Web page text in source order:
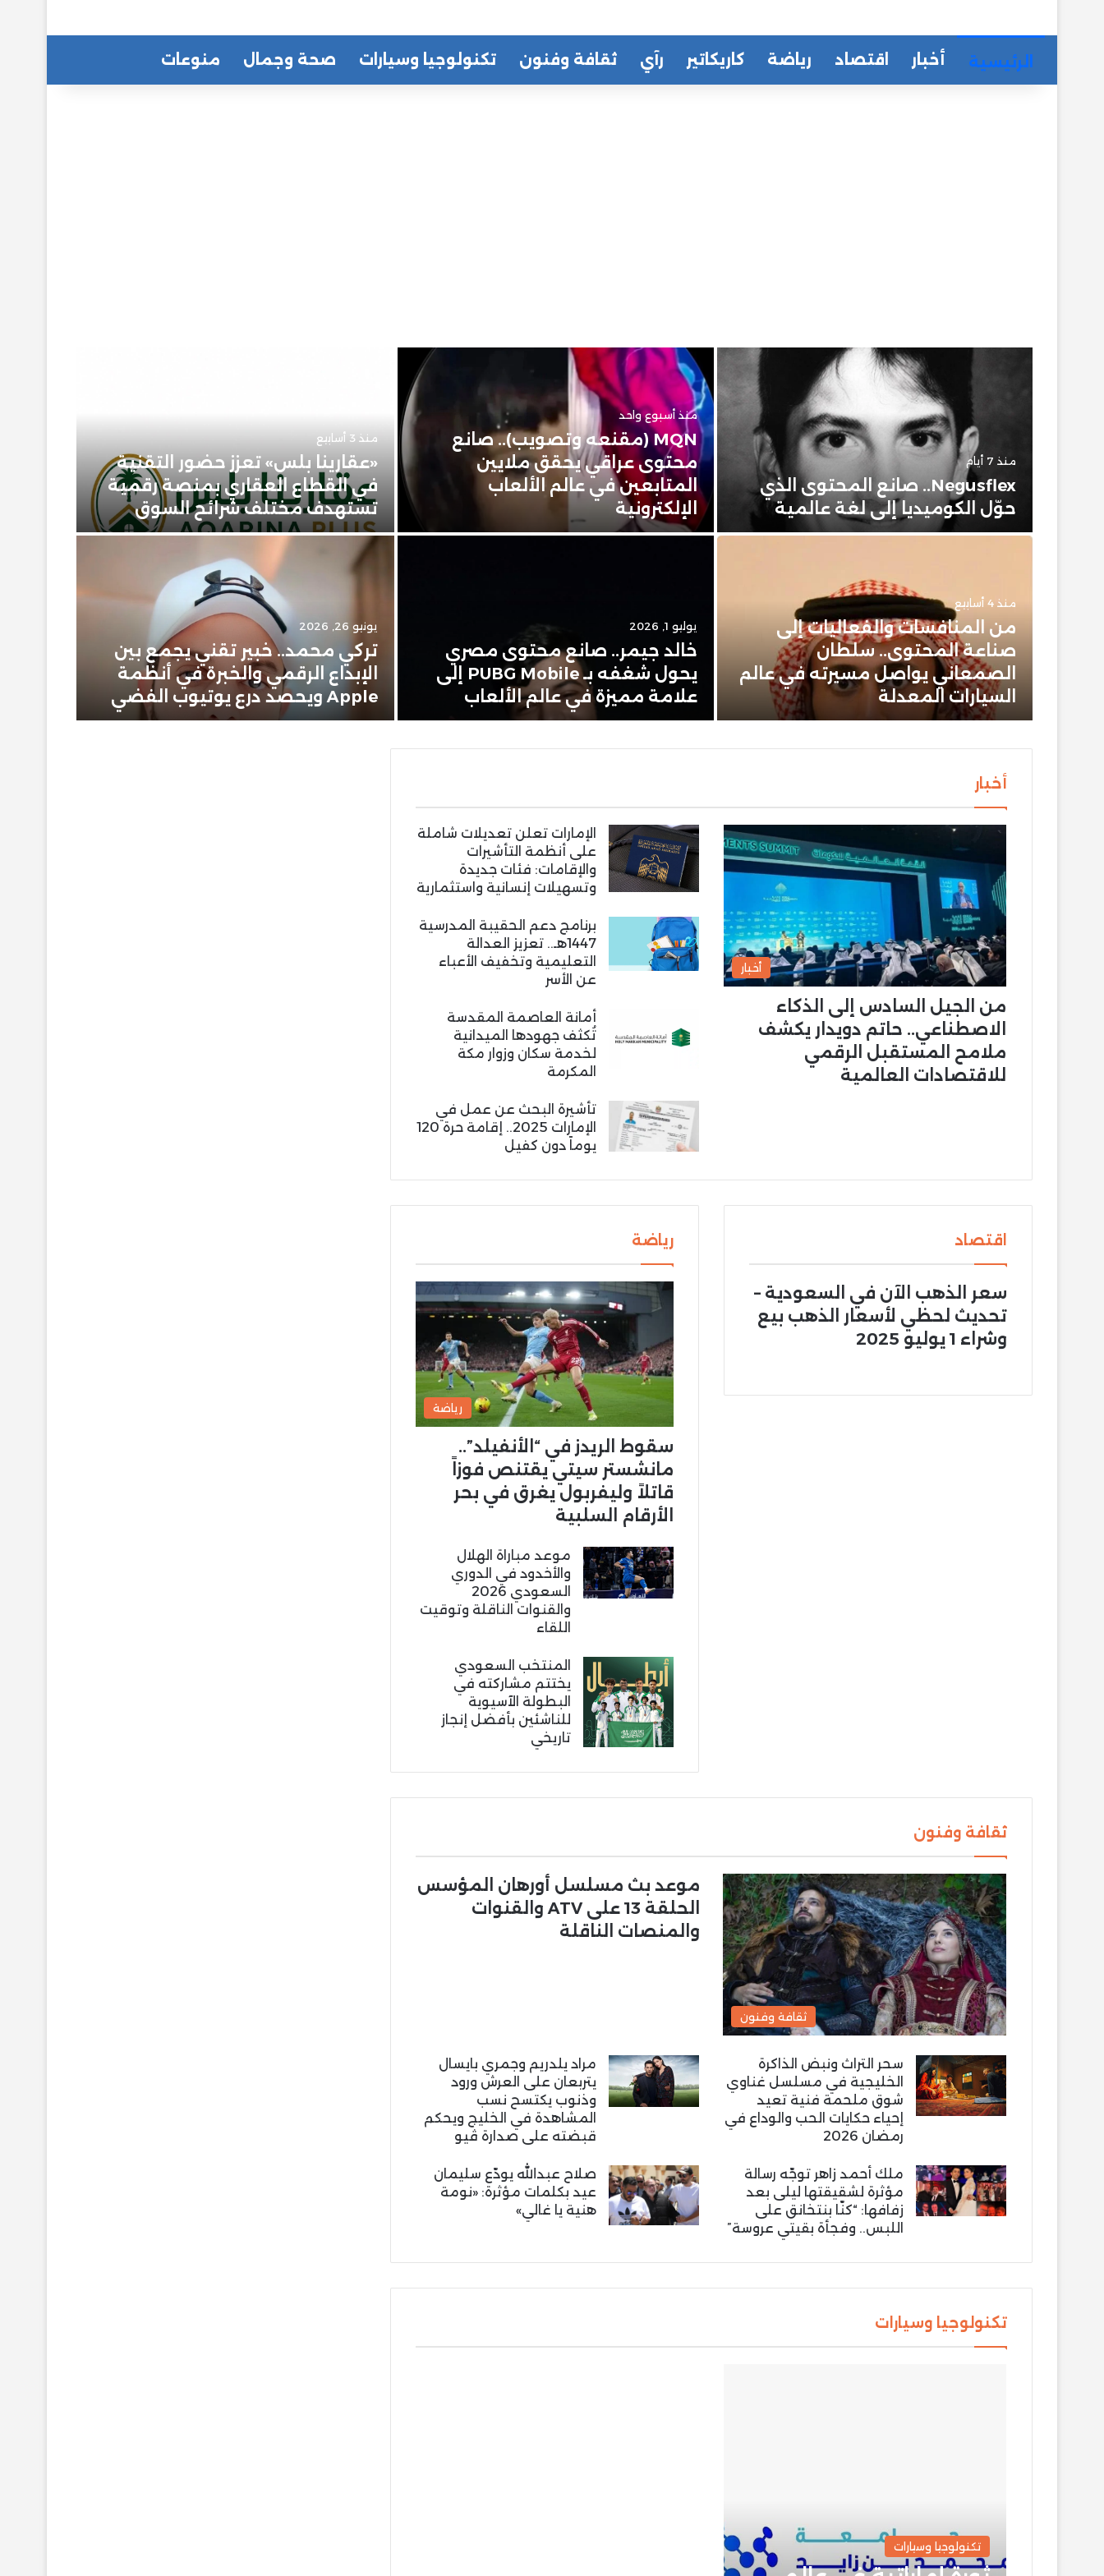
الرئيسية أخبار اقتصاد رياضة كاريكاتير رآي ثقافة وفنون تكنولوجيا وسيارات صحة وجمال منوعات
منذ 7 أيام
Negusflex.. صانع المحتوى الذي
حوّل الكوميديا إلى لغة عالمية
منذ أسبوع واحد
MQN (مقنعه وتصويب).. صانع
محتوى عراقي يحقق ملايين
المتابعين في عالم الألعاب
الإلكترونية
منذ 3 أسابيع
«عقارينا بلس» تعزز حضور التقنية
في القطاع العقاري بمنصة رقمية
تستهدف مختلف شرائح السوق
منذ 4 أسابيع
من المنافسات والفعاليات إلى
صناعة المحتوى.. سلطان
الصمعاني يواصل مسيرته في عالم
السيارات المعدلة
يوليو 1, 2026
خالد جيمر.. صانع محتوى مصري
يحول شغفه بـ PUBG Mobile إلى
علامة مميزة في عالم الألعاب
يونيو 26, 2026
تركي محمد.. خبير تقني يجمع بين
الإبداع الرقمي والخبرة في أنظمة
Apple ويحصد درع يوتيوب الفضي
أخبار
أخبار
من الجيل السادس إلى الذكاء
الاصطناعي.. حاتم دويدار يكشف
ملامح المستقبل الرقمي
للاقتصادات العالمية
الإمارات تعلن تعديلات شاملة
على أنظمة التأشيرات
والإقامات: فئات جديدة
وتسهيلات إنسانية واستثمارية
برنامج دعم الحقيبة المدرسية
1447هـ.. تعزيز العدالة
التعليمية وتخفيف الأعباء
عن الأسر
أمانة العاصمة المقدسة
تُكثف جهودها الميدانية
لخدمة سكان وزوار مكة
المكرمة
تأشيرة البحث عن عمل في
الإمارات 2025.. إقامة حرة 120
يوماً دون كفيل
اقتصاد
سعر الذهب الآن في السعودية –
تحديث لحظي لأسعار الذهب بيع
وشراء 1 يوليو 2025
رياضة
رياضة
سقوط الريدز في “الأنفيلد”..
مانشستر سيتي يقتنص فوزاً
قاتلاً وليفربول يغرق في بحر
الأرقام السلبية
موعد مباراة الهلال
والأخدود في الدوري
السعودي 2026
والقنوات الناقلة وتوقيت
اللقاء
المنتخب السعودي
يختتم مشاركته في
البطولة الآسيوية
للناشئين بأفضل إنجاز
تاريخي
ثقافة وفنون
ثقافة وفنون
موعد بث مسلسل أورهان المؤسس
الحلقة 13 على ATV والقنوات
والمنصات الناقلة
سحر التراث ونبض الذاكرة
الخليجية في مسلسل غناوي
شوق ملحمة فنية تعيد
إحياء حكايات الحب والوداع في
رمضان 2026
مراد يلدريم وجمري بايسال
يتربعان على العرش ورود
وذنوب يكتسح نسب
المشاهدة في الخليج ويحكم
قبضته على صدارة ڤيو
ملك أحمد زاهر توجّه رسالة
مؤثرة لشقيقتها ليلى بعد
زفافها: “كنّا بنتخانق على
اللبس.. وفجأة بقيتي عروسة”
صلاح عبدالله يودّع سليمان
عيد بكلمات مؤثرة: «نومة
هنية يا غالي»
تكنولوجيا وسيارات
تكنولوجيا وسيارات